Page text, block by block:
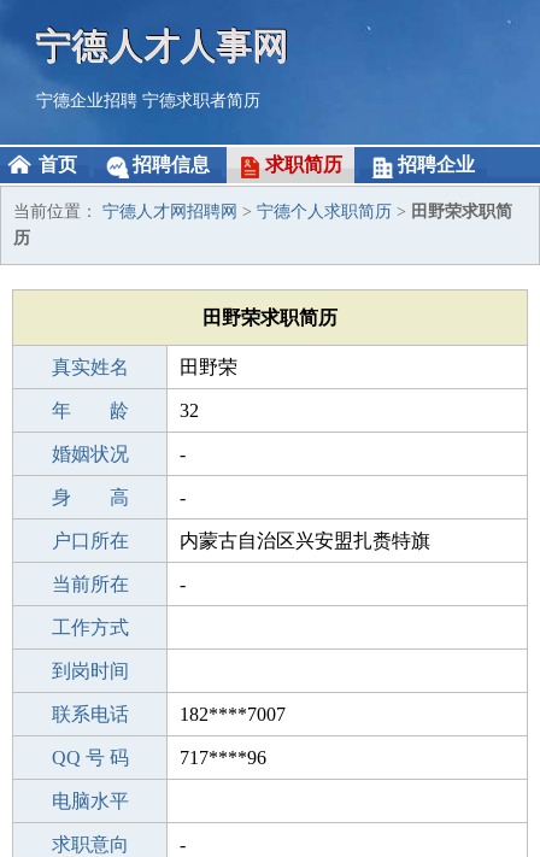
宁德人才人事网
宁德企业招聘 宁德求职者简历
首页 招聘信息 求职简历 招聘企业
当前位置： 宁德人才网招聘网 > 宁德个人求职简历 > 田野荣求职简
历
田野荣求职简历
真实姓名 田野荣
性 别 男
年 龄 32
出生年月 1994-06-18
婚姻状况 -
学 历 高中
身 高 -
毕业学校 济南长清第五中学
户口所在 内蒙古自治区兴安盟扎赉特旗
所学专业 -
当前所在 -
工作经验
工作方式
驾 照
到岗时间
期望月薪
联系电话 182****7007
手机号码 182****7007
QQ 号 码 717****96
微信号码
电脑水平
外语水平
求职意向 -